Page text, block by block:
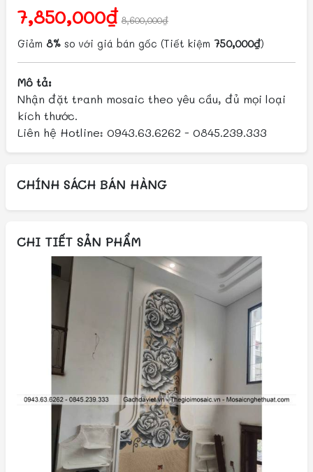
7,850,000₫ 8,600,000₫
Giảm 8% so với giá bán gốc (Tiết kiệm 750,000₫)
Mô tả:
Nhận đặt tranh mosaic theo yêu cầu, đủ mọi loại
kích thước.
Liên hệ Hotline: 0943.63.6262 - 0845.239.333
CHÍNH SÁCH BÁN HÀNG
CHI TIẾT SẢN PHẨM